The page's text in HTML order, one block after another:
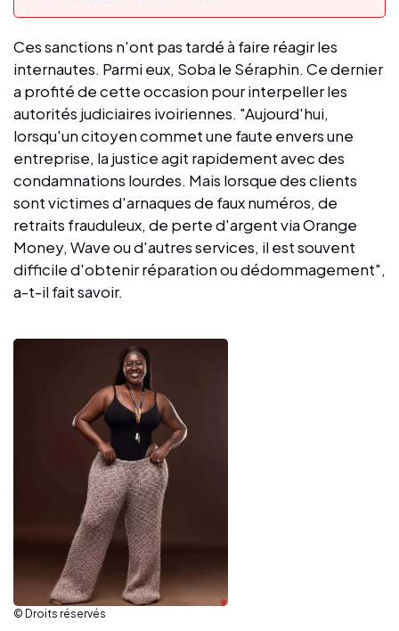
Ces sanctions n'ont pas tardé à faire réagir les
internautes. Parmi eux, Soba le Séraphin. Ce dernier
a profité de cette occasion pour interpeller les
autorités judiciaires ivoiriennes. "Aujourd'hui,
lorsqu'un citoyen commet une faute envers une
entreprise, la justice agit rapidement avec des
condamnations lourdes. Mais lorsque des clients
sont victimes d'arnaques de faux numéros, de
retraits frauduleux, de perte d'argent via Orange
Money, Wave ou d'autres services, il est souvent
difficile d'obtenir réparation ou dédommagement",
a-t-il fait savoir.
© Droits réservés